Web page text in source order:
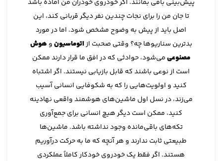
پیش‌بینی باقی بمانند. اگر خودروی خودران من آماده باشد
تا جان من را برای نجات چندین نفر دیگر قربانی کند، این
اصل باید از پیش به وضوح مشخص شود. اما در مورد
بدترین سناریوها چه؟ وقتی صحبت ازاتوماسیونو هوش
مصنوعیمی‌شود، حوادثی که در افق ما قرار دارند ممکن
است از نوعی باشند که قابل بازیابی نیستند. اگر اشتباه
کنید و اولویت‌هایی را که به شکوفایی انسانی آسیب
می‌زند، در نسل اول ماشین‌های هوشمند واقعی نهادینه
کنید، ممکن است دیگر هیچ انسانی برای جمع‌آوری
تکه‌های باقی‌مانده وجود نداشته باشد. ماشین‌ها
طبیعتی ثابت ندارند و هر آنچه که ما به حرکت درآوریم
هستند. اگر فقط یک خودروی خودکار کاملاً عملکردی